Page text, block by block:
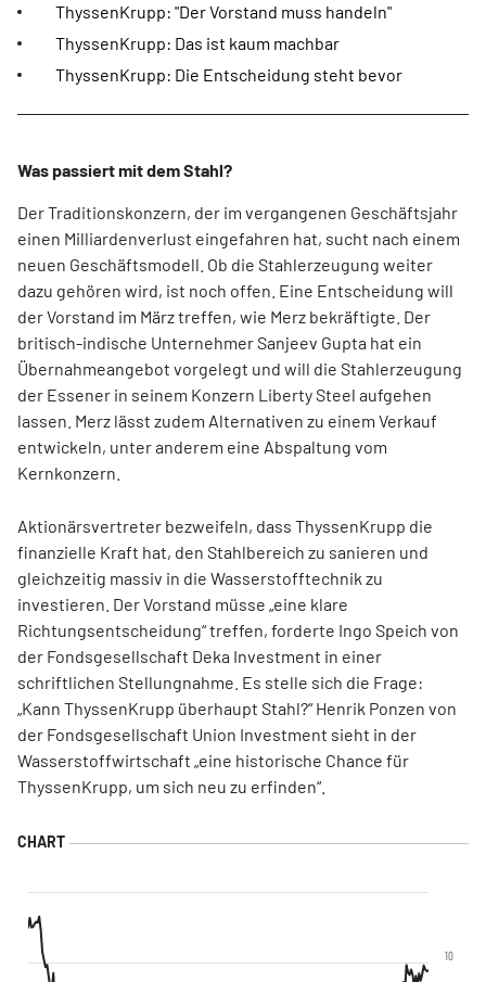
ThyssenKrupp: "Der Vorstand muss handeln"
ThyssenKrupp: Das ist kaum machbar
ThyssenKrupp: Die Entscheidung steht bevor
Was passiert mit dem Stahl?
Der Traditionskonzern, der im vergangenen Geschäftsjahr
einen Milliardenverlust eingefahren hat, sucht nach einem
neuen Geschäftsmodell. Ob die Stahlerzeugung weiter
dazu gehören wird, ist noch offen. Eine Entscheidung will
der Vorstand im März treffen, wie Merz bekräftigte. Der
britisch-indische Unternehmer Sanjeev Gupta hat ein
Übernahmeangebot vorgelegt und will die Stahlerzeugung
der Essener in seinem Konzern Liberty Steel aufgehen
lassen. Merz lässt zudem Alternativen zu einem Verkauf
entwickeln, unter anderem eine Abspaltung vom
Kernkonzern.
Aktionärsvertreter bezweifeln, dass ThyssenKrupp die
finanzielle Kraft hat, den Stahlbereich zu sanieren und
gleichzeitig massiv in die Wasserstofftechnik zu
investieren. Der Vorstand müsse „eine klare
Richtungsentscheidung“ treffen, forderte Ingo Speich von
der Fondsgesellschaft Deka Investment in einer
schriftlichen Stellungnahme. Es stelle sich die Frage:
„Kann ThyssenKrupp überhaupt Stahl?“ Henrik Ponzen von
der Fondsgesellschaft Union Investment sieht in der
Wasserstoffwirtschaft „eine historische Chance für
ThyssenKrupp, um sich neu zu erfinden“.
10